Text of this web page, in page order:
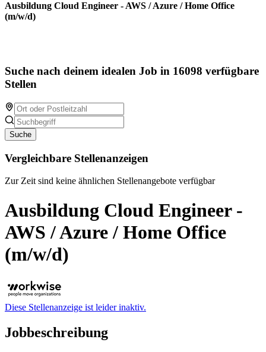
Ausbildung Cloud Engineer - AWS / Azure / Home Office
(m/w/d)
Suche nach deinem idealen Job in 16098 verfügbare
Stellen
Suche
Vergleichbare Stellenanzeigen
Zur Zeit sind keine ähnlichen Stellenangebote verfügbar
Ausbildung Cloud Engineer -
AWS / Azure / Home Office
(m/w/d)
Diese Stellenanzeige ist leider inaktiv.
Jobbeschreibung